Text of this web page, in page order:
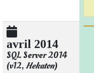
avril 2014
SQL Server 2014
(v12, Hekaton)